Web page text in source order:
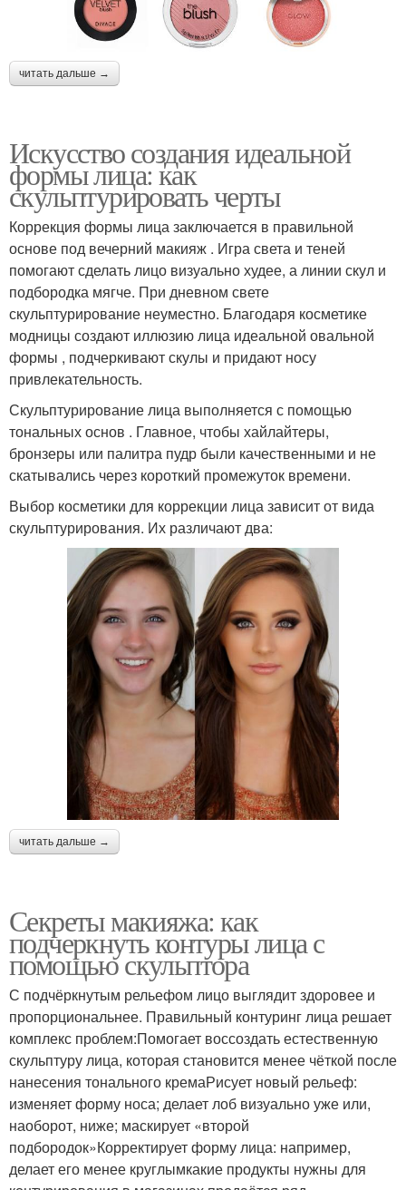
читать дальше →
Искусство создания идеальной
формы лица: как
скульптурировать черты
Коррекция формы лица заключается в правильной
основе под вечерний макияж . Игра света и теней
помогают сделать лицо визуально худее, а линии скул и
подбородка мягче. При дневном свете
скульптурирование неуместно. Благодаря косметике
модницы создают иллюзию лица идеальной овальной
формы , подчеркивают скулы и придают носу
привлекательность.
Скульптурирование лица выполняется с помощью
тональных основ . Главное, чтобы хайлайтеры,
бронзеры или палитра пудр были качественными и не
скатывались через короткий промежуток времени.
Выбор косметики для коррекции лица зависит от вида
скульптурирования. Их различают два:
читать дальше →
Секреты макияжа: как
подчеркнуть контуры лица с
помощью скульптора
С подчёркнутым рельефом лицо выглядит здоровее и
пропорциональнее. Правильный контуринг лица решает
комплекс проблем:Помогает воссоздать естественную
скульптуру лица, которая становится менее чёткой после
нанесения тонального кремаРисует новый рельеф:
изменяет форму носа; делает лоб визуально уже или,
наоборот, ниже; маскирует «второй
подбородок»Корректирует форму лица: например,
делает его менее круглымкакие продукты нужны для